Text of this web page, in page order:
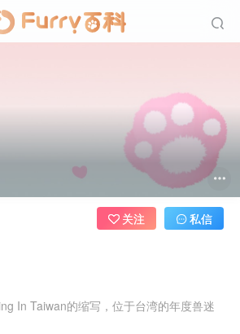
In Taiwan的缩写，位于台湾的年度兽迷
关注 私信